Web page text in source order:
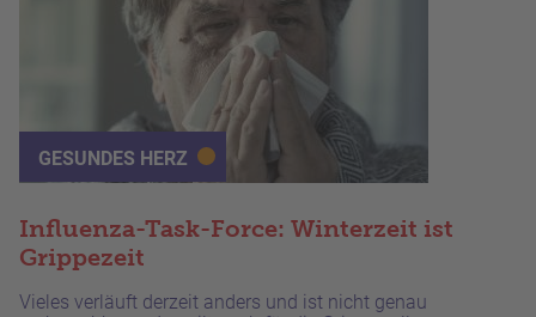
GESUNDES HERZ
Influenza-Task-Force: Winterzeit ist
Grippezeit
Vieles verläuft derzeit anders und ist nicht genau